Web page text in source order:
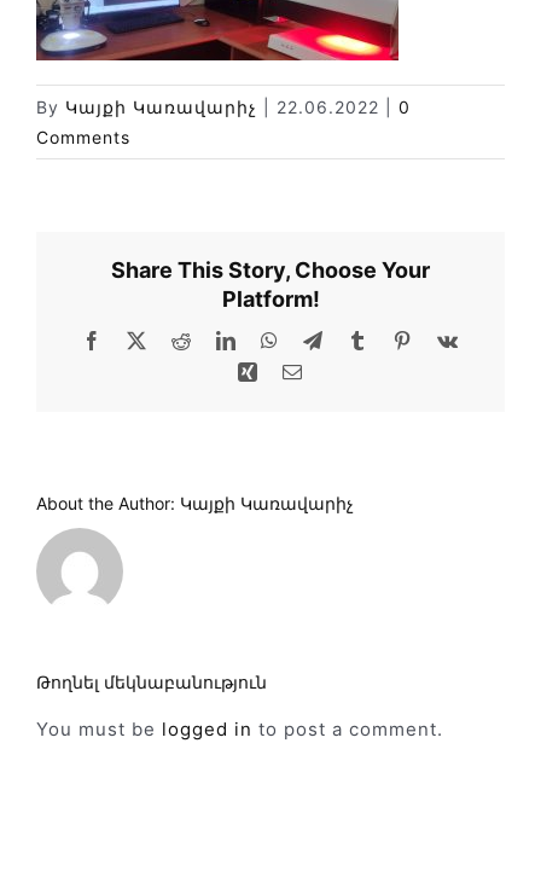
Փորձաքննությունների տեսակները
Նորություններ
Գրադարան
By Կայքի Կառավարիչ 22.06.2022
0
Comments
Share This Story, Choose Your
Platform!
Facebook Reddit LinkedInWhatsAppTelegram
TumblrPinterest
Xing
About the Author: Կայքի Կառավարիչ
Թողնել մեկնաբանություն
You must be logged in to post a comment.